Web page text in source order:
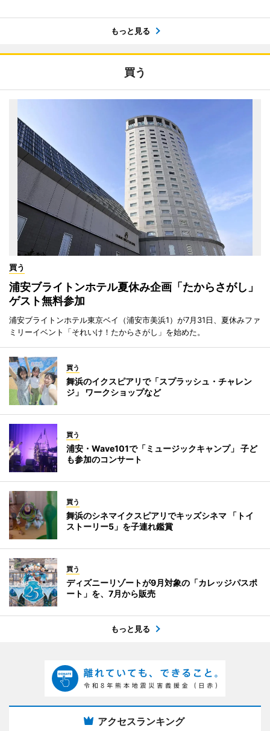
もっと見る
買う
買う
浦安ブライトンホテル夏休み企画「たからさがし」
ゲスト無料参加
浦安ブライトンホテル東京ベイ（浦安市美浜1）が7月31日、夏休みファ
ミリーイベント「それいけ！たからさがし」を始めた。
買う
舞浜のイクスピアリで「スプラッシュ・チャレン
ジ」 ワークショップなど
買う
浦安・Wave101で「ミュージックキャンプ」 子ど
も参加のコンサート
買う
舞浜のシネマイクスピアリでキッズシネマ 「トイ
ストーリー5」を子連れ鑑賞
買う
ディズニーリゾートが9月対象の「カレッジパスポ
ート」を、7月から販売
もっと見る
アクセスランキング